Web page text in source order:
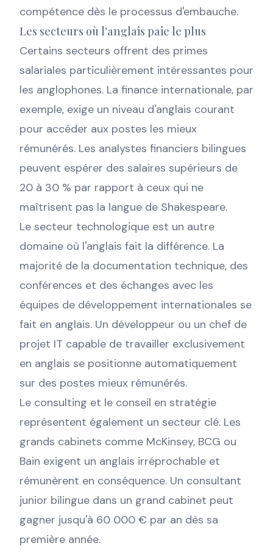
compétence dès le processus d'embauche.
Les secteurs où l'anglais paie le plus
Certains secteurs offrent des primes
salariales particulièrement intéressantes pour
les anglophones. La finance internationale, par
exemple, exige un niveau d'anglais courant
pour accéder aux postes les mieux
rémunérés. Les analystes financiers bilingues
peuvent espérer des salaires supérieurs de
20 à 30 % par rapport à ceux qui ne
maîtrisent pas la langue de Shakespeare.
Le secteur technologique est un autre
domaine où l'anglais fait la différence. La
majorité de la documentation technique, des
conférences et des échanges avec les
équipes de développement internationales se
fait en anglais. Un développeur ou un chef de
projet IT capable de travailler exclusivement
en anglais se positionne automatiquement
sur des postes mieux rémunérés.
Le consulting et le conseil en stratégie
représentent également un secteur clé. Les
grands cabinets comme McKinsey, BCG ou
Bain exigent un anglais irréprochable et
rémunèrent en conséquence. Un consultant
junior bilingue dans un grand cabinet peut
gagner jusqu'à 60 000 € par an dès sa
première année.